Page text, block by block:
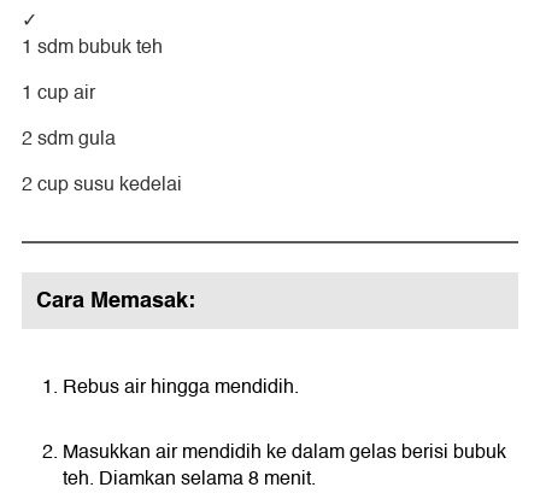
1 sdm bubuk teh
1 cup air
2 sdm gula
2 cup susu kedelai
Cara Memasak:
Rebus air hingga mendidih.
Masukkan air mendidih ke dalam gelas berisi bubuk
teh. Diamkan selama 8 menit.